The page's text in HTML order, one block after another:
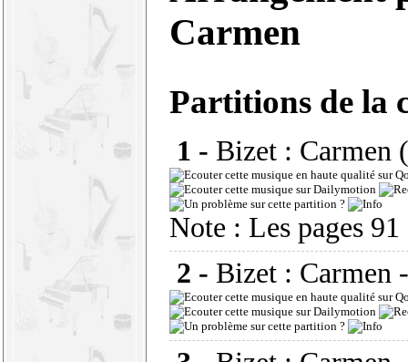
Carmen
Partitions de la
1 - Bizet : Carmen
Note : Les pages
2 - Bizet : Carmen